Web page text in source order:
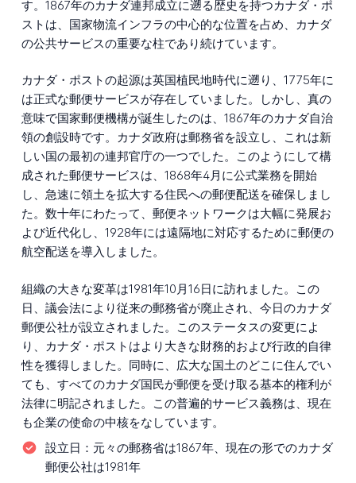
す。1867年のカナダ連邦成立に遡る歴史を持つカナダ・ポ
ストは、国家物流インフラの中心的な位置を占め、カナダ
の公共サービスの重要な柱であり続けています。
カナダ・ポストの起源は英国植民地時代に遡り、1775年に
は正式な郵便サービスが存在していました。しかし、真の
意味で国家郵便機構が誕生したのは、1867年のカナダ自治
領の創設時です。カナダ政府は郵務省を設立し、これは新
しい国の最初の連邦官庁の一つでした。このようにして構
成された郵便サービスは、1868年4月に公式業務を開始
し、急速に領土を拡大する住民への郵便配送を確保しまし
た。数十年にわたって、郵便ネットワークは大幅に発展お
よび近代化し、1928年には遠隔地に対応するために郵便の
航空配送を導入しました。
組織の大きな変革は1981年10月16日に訪れました。この
日、議会法により従来の郵務省が廃止され、今日のカナダ
郵便公社が設立されました。このステータスの変更によ
り、カナダ・ポストはより大きな財務的および行政的自律
性を獲得しました。同時に、広大な国土のどこに住んでい
ても、すべてのカナダ国民が郵便を受け取る基本的権利が
法律に明記されました。この普遍的サービス義務は、現在
も企業の使命の中核をなしています。
設立日： 元々の郵務省は1867年、現在の形でのカナダ
郵便公社は1981年